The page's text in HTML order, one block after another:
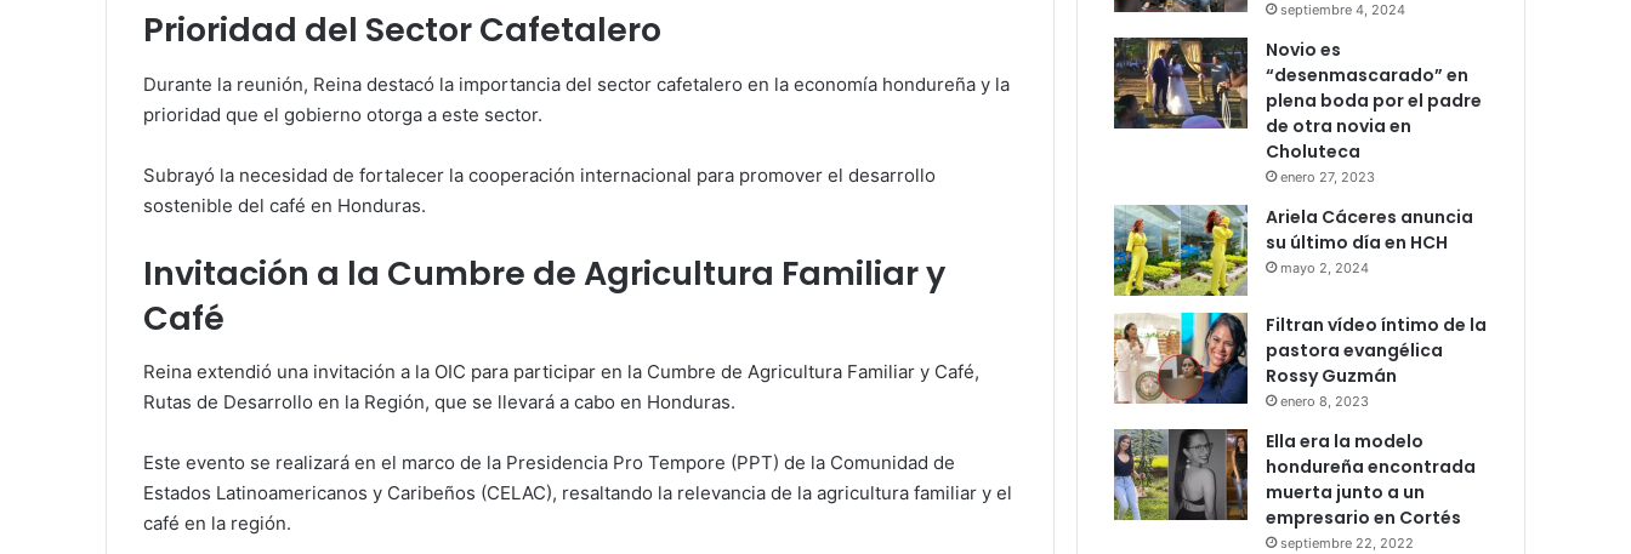
Prioridad del Sector Cafetalero
Durante la reunión, Reina destacó la importancia del sector cafetalero en la economía hondureña y la
prioridad que el gobierno otorga a este sector.
Subrayó la necesidad de fortalecer la cooperación internacional para promover el desarrollo
sostenible del café en Honduras.
Invitación a la Cumbre de Agricultura Familiar y
Café
Reina extendió una invitación a la OIC para participar en la Cumbre de Agricultura Familiar y Café,
Rutas de Desarrollo en la Región, que se llevará a cabo en Honduras.
Este evento se realizará en el marco de la Presidencia Pro Tempore (PPT) de la Comunidad de
Estados Latinoamericanos y Caribeños (CELAC), resaltando la relevancia de la agricultura familiar y el
café en la región.
septiembre 4, 2024
Novio es
“desenmascarado” en
plena boda por el padre
de otra novia en
Choluteca
enero 27, 2023
Ariela Cáceres anuncia
su último día en HCH
mayo 2, 2024
Filtran vídeo íntimo de la
pastora evangélica
Rossy Guzmán
enero 8, 2023
Ella era la modelo
hondureña encontrada
muerta junto a un
empresario en Cortés
septiembre 22, 2022